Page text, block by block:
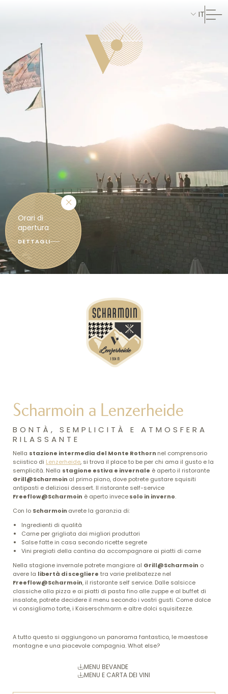
IT
Orari di
apertura
DETTAGLI
Scharmoin a Lenzerheide
BONTÀ, SEMPLICITÀ E ATMOSFERA
RILASSANTE
Nella stazione intermedia del Monte Rothorn nel comprensorio
sciistico di Lenzerheide, si trova il place to be per chi ama il gusto e la
semplicità. Nella stagione estiva e invernale è aperto il ristorante
Grill@Scharmoin al primo piano, dove potrete gustare squisiti
antipasti e deliziosi dessert. Il ristorante self-service
Freeflow@Scharmoin è aperto invecesolo in inverno.
Con lo Scharmoin avrete la garanzia di:
Ingredienti di qualità
Carne per grigliata dai migliori produttori
Salse fatte in casa secondo ricette segrete
Vini pregiati della cantina da accompagnare ai piatti di carne
Nella stagione invernale potrete mangiare al Grill@Scharmoin o
avere la libertà di scegliere tra varie prelibatezze nel
Freeflow@Scharmoin, il ristorante self service. Dalle salsicce
classiche alla pizza e ai piatti di pasta fino alle zuppe e al buffet di
insalate, potrete decidere il menu secondo i vostri gusti. Come dolce
vi consigliamo torte, i Kaiserschmarrn e altre dolci squisitezze.
A tutto questo si aggiungono un panorama fantastico, le maestose
montagne e una piacevole compagnia. What else?
MENU BEVANDE
MENU E CARTA DEI VINI